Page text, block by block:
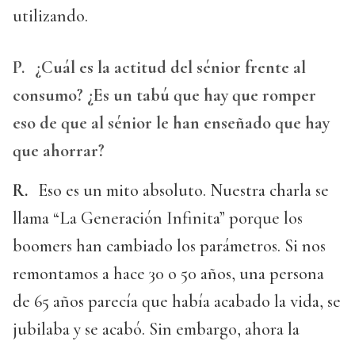
utilizando.
P. ¿Cuál es la actitud del sénior frente al
consumo? ¿Es un tabú que hay que romper
eso de que al sénior le han enseñado que hay
que ahorrar?
R. Eso es un mito absoluto. Nuestra charla se
llama “La Generación Infinita” porque los
boomers han cambiado los parámetros. Si nos
remontamos a hace 30 o 50 años, una persona
de 65 años parecía que había acabado la vida, se
jubilaba y se acabó. Sin embargo, ahora la